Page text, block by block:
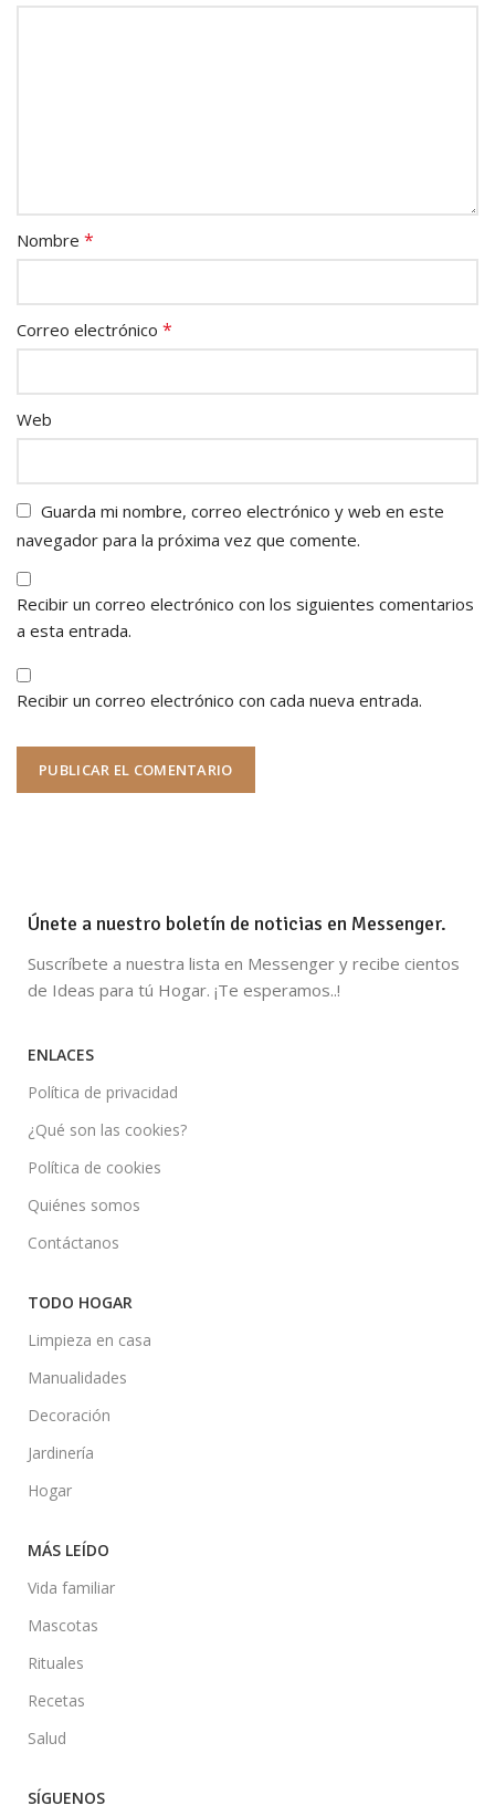
Nombre *
Correo electrónico *
Web
Guarda mi nombre, correo electrónico y web en este
navegador para la próxima vez que comente.
Recibir un correo electrónico con los siguientes comentarios
a esta entrada.
Recibir un correo electrónico con cada nueva entrada.
Únete a nuestro boletín de noticias en Messenger.
Suscríbete a nuestra lista en Messenger y recibe cientos
de Ideas para tú Hogar. ¡Te esperamos..!
ENLACES
Política de privacidad
¿Qué son las cookies?
Política de cookies
Quiénes somos
Contáctanos
TODO HOGAR
Limpieza en casa
Manualidades
Decoración
Jardinería
Hogar
MÁS LEÍDO
Vida familiar
Mascotas
Rituales
Recetas
Salud
SÍGUENOS